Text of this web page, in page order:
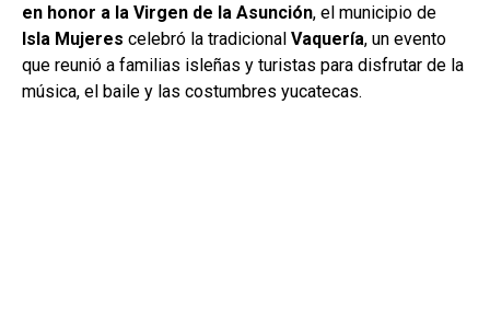
en honor a la Virgen de la Asunción, el municipio de
Isla Mujeres celebró la tradicional Vaquería, un evento
que reunió a familias isleñas y turistas para disfrutar de la
música, el baile y las costumbres yucatecas.